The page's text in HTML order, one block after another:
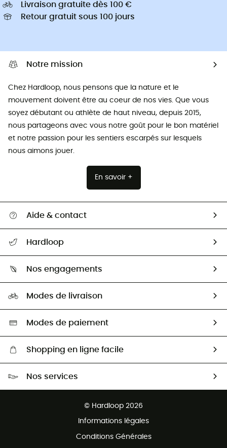
Livraison gratuite dès 100 €
Retour gratuit sous 100 jours
Notre mission
Chez Hardloop, nous pensons que la nature et le
mouvement doivent être au coeur de nos vies. Que vous
soyez débutant ou athlète de haut niveau, depuis 2015,
nous partageons avec vous notre goût pour le bon matériel
et notre passion pour les sentiers escarpés sur lesquels
nous aimons jouer.
En savoir +
Aide & contact
Retour & remboursement
Guide des tailles
Seconde Main
Aide & Contact
Hardloop
HardGuides
Nos engagements
Sélection éco-responsable
Modes de livraison
Modes de paiement
Shopping en ligne facile
Nos services
© Hardloop 2026
Informations légales
Conditions Générales